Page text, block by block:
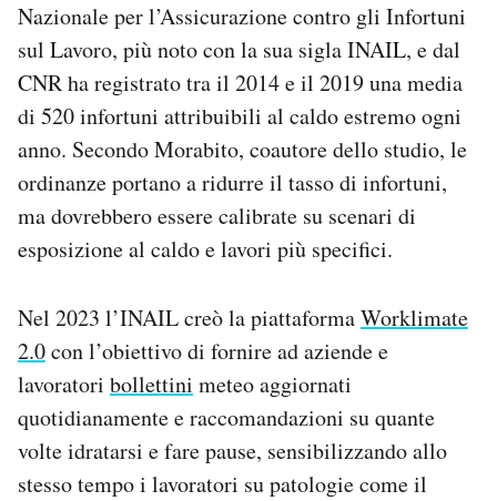
Nazionale per l’Assicurazione contro gli Infortuni
sul Lavoro, più noto con la sua sigla INAIL, e dal
CNR ha registrato tra il 2014 e il 2019 una media
di 520 infortuni attribuibili al caldo estremo ogni
anno. Secondo Morabito, coautore dello studio, le
ordinanze portano a ridurre il tasso di infortuni,
ma dovrebbero essere calibrate su scenari di
esposizione al caldo e lavori più specifici.
Nel 2023 l’INAIL creò la piattaformaWorklimate
2.0con l’obiettivo di fornire ad aziende e
lavoratori bollettini meteo aggiornati
quotidianamente e raccomandazioni su quante
volte idratarsi e fare pause, sensibilizzando allo
stesso tempo i lavoratori su patologie come il